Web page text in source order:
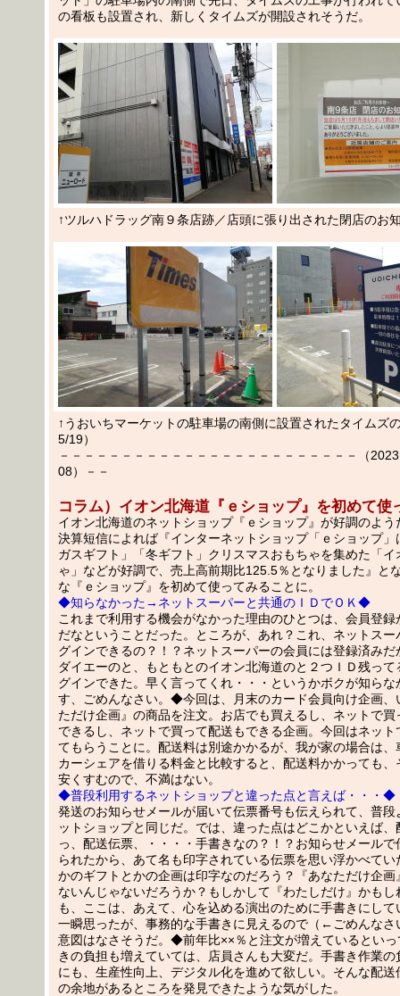
の看板も設置され、新しくタイムズが開設されそうだ。
↑ツルハドラッグ南９条店跡／店頭に張り出された閉店のお
↑うおいちマーケットの駐車場の南側に設置されたタイムズ
5/19）
－－－－－－－－－－－－－－－－－－－－－－－－（
08）－－
コラム）イオン北海道『ｅショップ』を初めて使
イオン北海道のネットショップ『ｅショップ』が好調のよ
決算短信によれば『インターネットショップ「ｅショップ」
ガスギフト」「冬ギフト」クリスマスおもちゃを集めた「イ
ゃ」などが好調で、売上高前期比125.5％となりました』と
な『ｅショップ』を初めて使ってみることに。
◆知らなかった→ネットスーパーと共通のＩＤでＯＫ◆
これまで利用する機会がなかった理由のひとつは、会員登
だなということだった。ところが、あれ？これ、ネットスー
グインできるの？！？ネットスーパーの会員には登録済みだ
ダイエーのと、もともとのイオン北海道のと２つＩＤ残っ
グインできた。早く言ってくれ・・・というかボクが知らな
す、ごめんなさい。◆今回は、月末のカード会員向け企画、
ただけ企画』の商品を注文。お店でも買えるし、ネットで買
できるし、ネットで買って配送もできる企画。今回はネット
てもらうことに。配送料は別途かかるが、我が家の場合は、
カーシェアを借りる料金と比較すると、配送料かかっても、
安くすむので、不満はない。
◆普段利用するネットショップと違った点と言えば・・・◆
発送のお知らせメールが届いて伝票番号も伝えられて、普段
ットショップと同じだ。では、違った点はどこかといえば
っ、配送伝票、・・・・手書きなの？！？お知らせメール
られたから、あて名も印字されている伝票を思い浮かべて
かのギフトとかの企画は印字なのだろう？『あなただけ企画
ないんじゃないだろうか？もしかして『わたしだけ』かもし
も、ここは、あえて、心を込める演出のために手書きにし
一瞬思ったが、事務的な手書きに見えるので（←ごめんなさ
意図はなさそうだ。◆前年比××％と注文が増えているとい
きの負担も増えていては、店員さんも大変だ。手書き作業
にも、生産性向上、デジタル化を進めて欲しい。そんな配送
の余地があるところを発見できたような気がした。